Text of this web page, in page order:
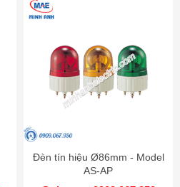
Đèn tín hiệu Ø86mm - Model
AS-AP